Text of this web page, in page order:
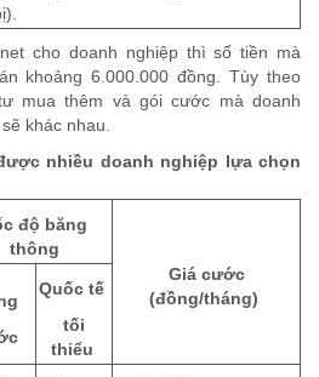
cho doanh nghiệp thì số tiền mà
khoảng 6.000.000 đồng. Tùy theo
mua thêm và gói cước mà doanh
khác nhau.
nhiều doanh nghiệp lựa chọn
độ băng
thông
Giá cước
(đồng/tháng)
Quốc tế
tối
thiểu